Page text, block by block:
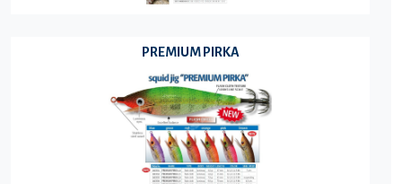
PREMIUM PIRKA